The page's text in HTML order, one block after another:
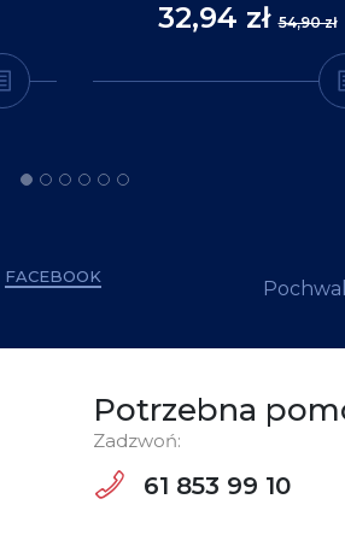
32,94 zł54,90 zł
FACEBOOK
Potrzebna
Zadzwoń:
61 853 99 10